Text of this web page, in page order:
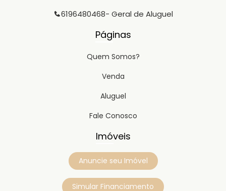
6196480468- Geral de Aluguel
Páginas
Quem Somos?
Venda
Aluguel
Fale Conosco
Imóveis
Anuncie seu Imóvel
Simular Financiamento